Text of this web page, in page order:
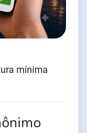
mínima